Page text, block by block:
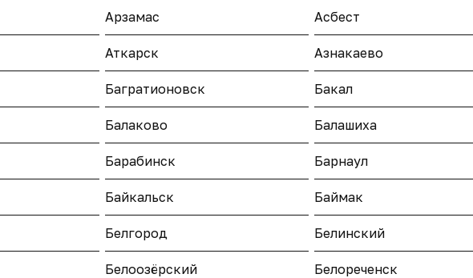
Арзамас Асбест
Аткарск Азнакаево
Багратионовск Бакал
Балаково Балашиха
Барабинск Барнаул
Байкальск Баймак
Белгород Белинский
Белоозёрский Белореченск